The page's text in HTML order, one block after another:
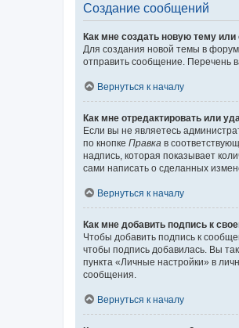
Создание сообщений
Как мне создать новую тему
Для создания новой темы в
отправить сообщение. Перечень
Вернуться к началу
Как мне отредактировать или
Если вы не являетесь
по кнопке Правка в
надпись, которая показывает
сами написать о сделанных
Вернуться к началу
Как мне добавить подпись к
Чтобы добавить подпись к
чтобы подпись добавилась. Вы
пункта «Личные настройки» в
сообщения.
Вернуться к началу